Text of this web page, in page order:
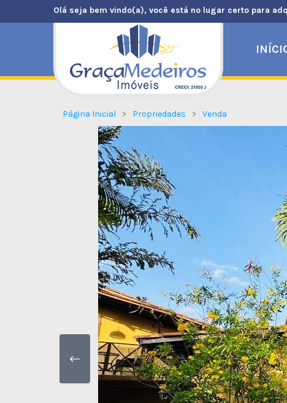
Olá seja bem vindo(a), você está no lugar certo para
Página Inicial Propriedades Venda